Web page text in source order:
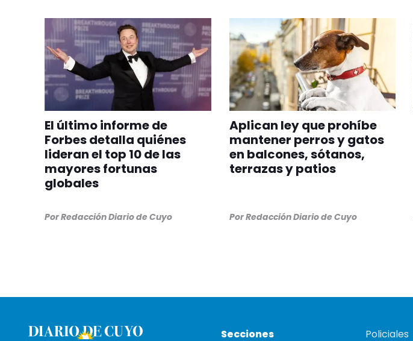
El último informe de
Forbes detalla quiénes
lideran el top 10 de las
mayores fortunas
globales
PorRedacción Diario de Cuyo
Aplican ley que prohíbe
mantener perros y gatos
en balcones, sótanos,
terrazas y patios
PorRedacción Diario de Cuyo
Secciones Policiales